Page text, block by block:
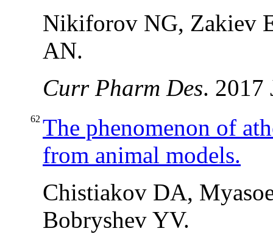
Nikiforov NG, Zakiev
AN.
Curr Pharm Des. 2017
62 The phenomenon of
from animal models.
Chistiakov DA,
Bobryshev YV.